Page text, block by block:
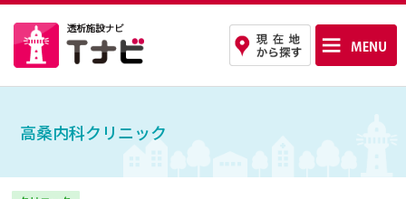
高桑内科クリニック